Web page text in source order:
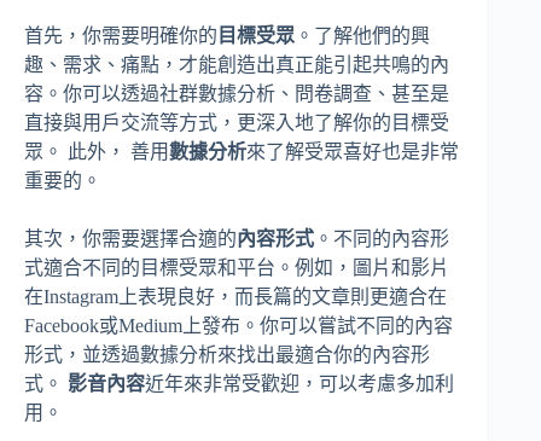
首先，你需要明確你的 目標受眾 。了解他們的興
趣、需求、痛點，才能創造出真正能引起共鳴的內
容。你可以透過社群數據分析、問卷調查、甚至是
直接與用戶交流等方式，更深入地了解你的目標受
眾。 此外， 善用數據分析來了解受眾喜好也是非常
重要的。
其次，你需要選擇合適的內容形式 。不同的內容形
式適合不同的目標受眾和平台。例如，圖片和影片
在Instagram上表現良好，而長篇的文章則更適合在
Facebook或Medium上發布。你可以嘗試不同的內容
形式，並透過數據分析來找出最適合你的內容形
式。 影音內容近年來非常受歡迎，可以考慮多加利
用。